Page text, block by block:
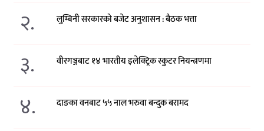
२. लुम्बिनी सरकारको बजेट अनुशासन : बैठक भत्ता
३. वीरगञ्जबाट १४ भारतीय इलेक्ट्रिक स्कुटर नियन्त्रणमा
४. दाङका वनबाट ५५ नाल भरुवा बन्दुक बरामद